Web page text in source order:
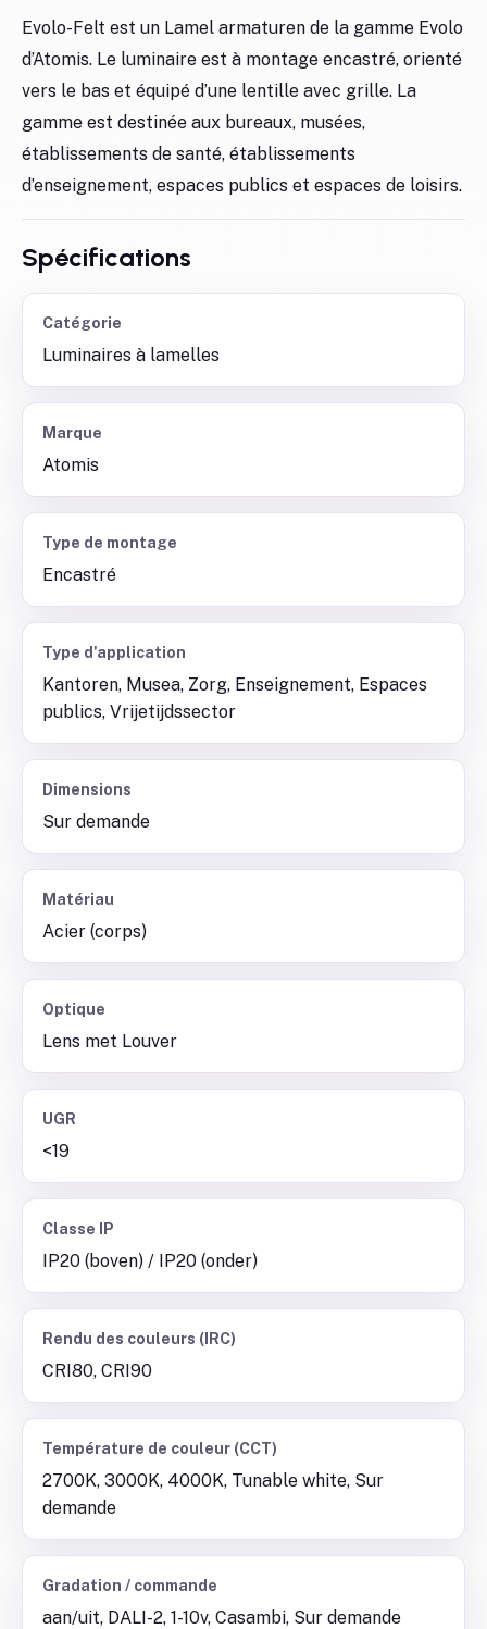
Evolo-Felt est un Lamel armaturen de la gamme Evolo
d’Atomis. Le luminaire est à montage encastré, orienté
vers le bas et équipé d’une lentille avec grille. La
gamme est destinée aux bureaux, musées,
établissements de santé, établissements
d’enseignement, espaces publics et espaces de loisirs.
Spécifications
Catégorie
Luminaires à lamelles
Marque
Atomis
Type de montage
Encastré
Type d'application
Kantoren, Musea, Zorg, Enseignement, Espaces
publics, Vrijetijdssector
Dimensions
Sur demande
Matériau
Acier (corps)
Optique
Lens met Louver
UGR
<19
Classe IP
IP20 (boven) / IP20 (onder)
Rendu des couleurs (IRC)
CRI80, CRI90
Température de couleur (CCT)
2700K, 3000K, 4000K, Tunable white, Sur
demande
Gradation / commande
aan/uit, DALI-2, 1-10v, Casambi, Sur demande